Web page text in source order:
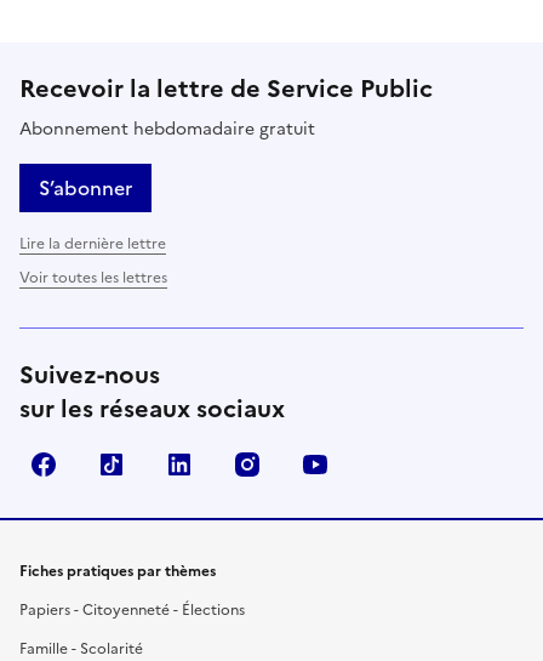
Recevoir la lettre de Service Public
Abonnement hebdomadaire gratuit
S’abonner
Lire la dernière lettre
Voir toutes les lettres
Suivez-nous
sur les réseaux sociaux
FacebookTikTok LinkedIn Instagram
Fiches pratiques par thèmes
Papiers - Citoyenneté - Élections
Famille - Scolarité